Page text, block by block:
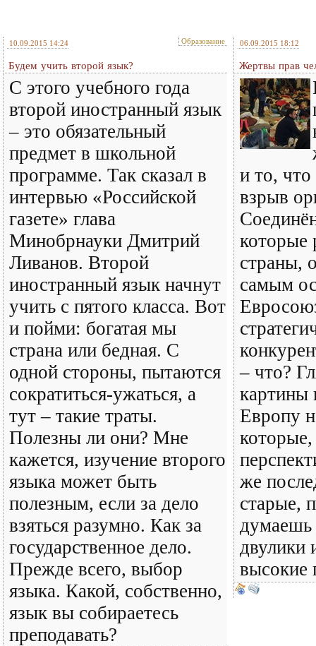
10.09.2015 14:24 Образование
Будем учить второй язык?
С этого учебного года
второй иностранный язык
– это обязательный
предмет в школьной
программе. Так сказал в
интервью «Российской
газете» глава
Минобрнауки Дмитрий
Ливанов. Второй
иностранный язык начнут
учить с пятого класса. Вот
и пойми: богатая мы
страна или бедная. С
одной стороны, пытаются
сократиться-ужаться, а
тут – такие траты.
Полезны ли они? Мне
кажется, изучение второго
языка может быть
полезным, если за дело
взяться разумно. Как за
государственное дело.
Прежде всего, выбор
языка. Какой, собственно,
язык вы собираетесь
преподавать?
06.09.2015 18:12
Жертвы прав
и то,
взрыв
которые
страны,
самым
– что?
картины
Европу
которые,
же
старые,
думаешь
двулики
высокие